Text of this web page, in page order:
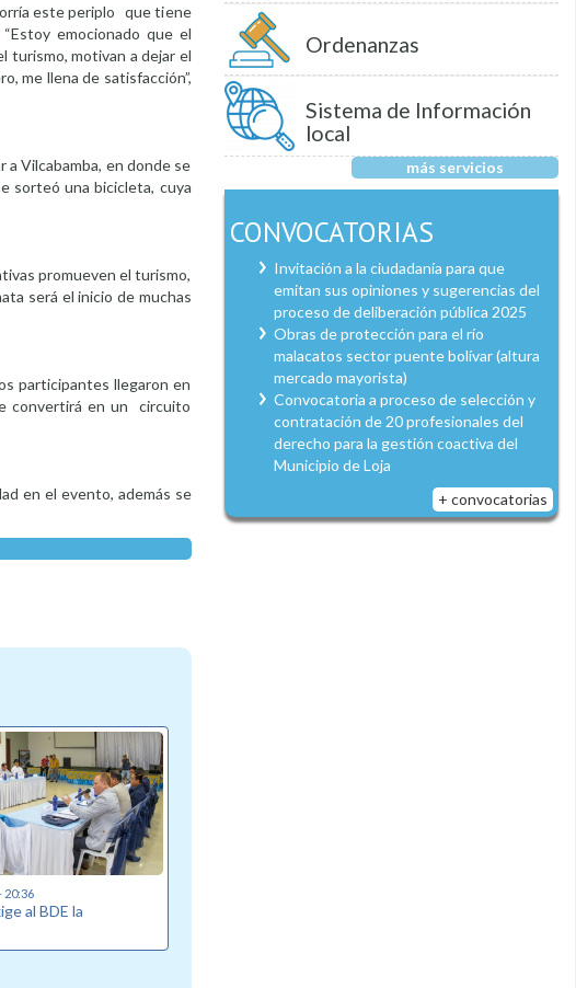
este periplo que tiene
emocionado que el
turismo, motivan a dejar el
me llena de satisfacción”,
Vilcabamba, en donde se
sorteó una bicicleta, cuya
promueven el turismo,
será el inicio de muchas
participantes llegaron en
convertirá en un circuito
en el evento, además se
20:36
al BDE la
Ordenanzas
Sistema de Información
local
más servicios
CONVOCATORIAS
Invitación a la ciudadanía para que
emitan sus opiniones y sugerencias del
proceso de deliberación pública 2025
Obras de protección para el río
malacatos sector puente bolívar (altura
mercado mayorista)
Convocatoria a proceso de selección y
contratación de 20 profesionales del
derecho para la gestión coactiva del
Municipio de Loja
+ convocatorias